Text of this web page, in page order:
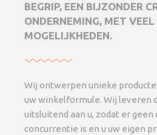
BEGRIP, EEN BIJZONDER
ONDERNEMING, MET VEEL
MOGELIJKHEDEN.
Wij ontwerpen unieke
uw winkelformule. Wij leveren
uitsluitend aan u, zodat er geen
concurrentie is en u uw eigen